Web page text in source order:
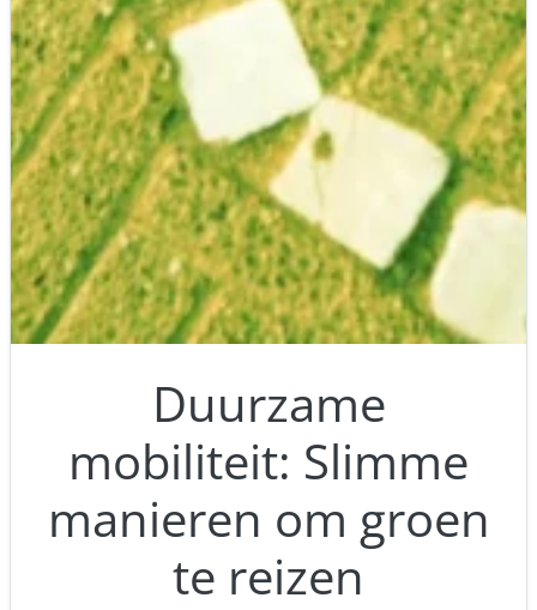
Duurzame
mobiliteit: Slimme
manieren om groen
te reizen